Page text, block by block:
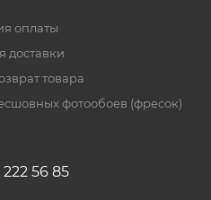
оплаты
доставки
товара
фотообоев (фресок)
56 85